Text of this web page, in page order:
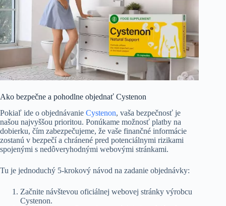
Ako bezpečne a pohodlne objednať Cystenon
Pokiaľ ide o objednávanie Cystenon, vaša bezpečnosť je
našou najvyššou prioritou. Ponúkame možnosť platby na
dobierku, čím zabezpečujeme, že vaše finančné informácie
zostanú v bezpečí a chránené pred potenciálnymi rizikami
spojenými s nedôveryhodnými webovými stránkami.
Tu je jednoduchý 5-krokový návod na zadanie objednávky:
Začnite návštevou oficiálnej webovej stránky výrobcu
Cystenon.